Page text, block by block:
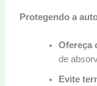
Protegendo a
Ofereça
de
Evite